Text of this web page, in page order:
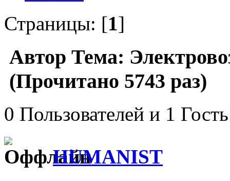
Страницы: [1]
Автор Тема:
(Прочитано 5743 раз)
0 Пользователей и 1
HUMANIST